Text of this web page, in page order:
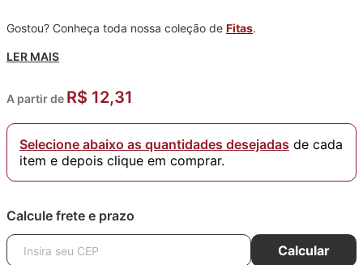
Gostou? Conheça toda nossa coleção de Fitas.
LER MAIS
A partir de R$ 12,31
Selecione abaixo as quantidades desejadas de cada
item e depois clique em comprar.
Calcule frete e prazo
Calcular